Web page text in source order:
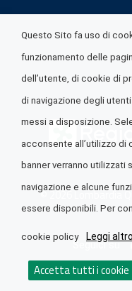
© 2026 Lombardia
Seguici su
Questo Sito fa uso di
funzionamento delle
dell’utente, di cookie di
di navigazione degli
messi a disposizione.
acconsente all’utilizzo di
banner verranno
navigazione e alcune
essere disponibili. Per
cookie policy Leggi altro
Accetta tutti i cookie